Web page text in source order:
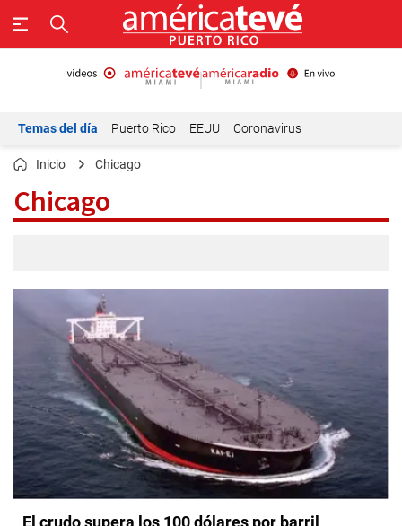
Temas del día Puerto Rico EEUU Coronavirus
Inicio Chicago
Chicago
El crudo supera los 100 dólares por barril